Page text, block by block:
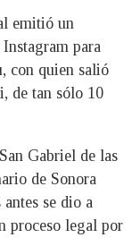
emitió un
para
con quien salió
de tan sólo 10
Gabriel de las
de Sonora
se dio a
proceso legal por